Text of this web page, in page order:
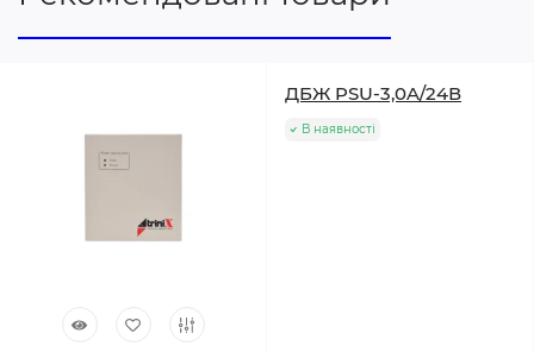
ДБЖ PSU-3,0A/24В
В наявності